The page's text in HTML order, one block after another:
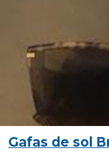
Gafas de sol